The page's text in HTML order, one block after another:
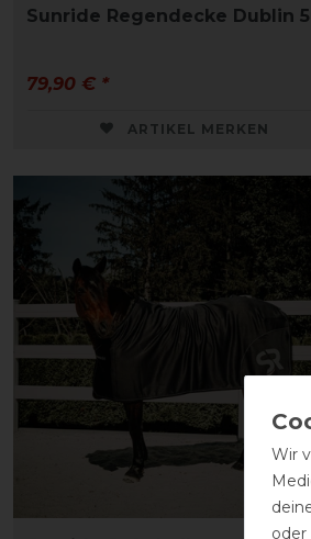
Sunride Regendecke Dublin
79,90 € *
ARTIKEL MERKEN
Wir